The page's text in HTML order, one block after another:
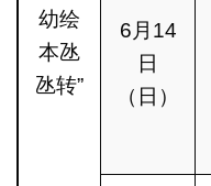
幼绘
本氹
氹转”
6月14
日
（日）